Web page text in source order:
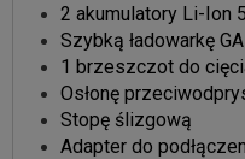
2 akumulatory Li-Ion
Szybką ładowarkę
1 brzeszczot do
Osłonę
Stopę ślizgową
Adapter do